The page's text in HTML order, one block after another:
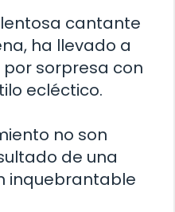
cantante
ha llevado a
sorpresa con
ecléctico.
no son
de una
inquebrantable